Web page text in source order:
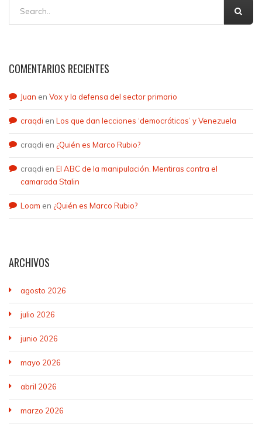
COMENTARIOS RECIENTES
Juan en Vox y la defensa del sector primario
craqdi en Los que dan lecciones ‘democráticas’ y Venezuela
craqdi en ¿Quién es Marco Rubio?
craqdi en El ABC de la manipulación. Mentiras contra el
camarada Stalin
Loam en ¿Quién es Marco Rubio?
ARCHIVOS
agosto 2026
julio 2026
junio 2026
mayo 2026
abril 2026
marzo 2026